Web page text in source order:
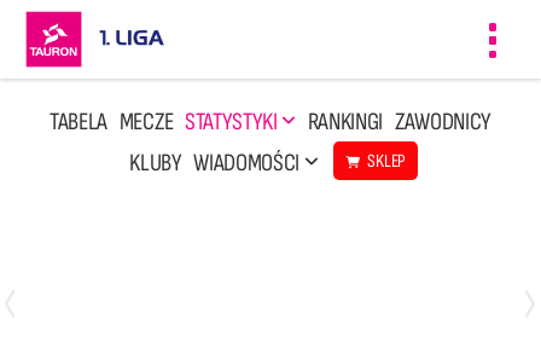
TABELA MECZE STATYSTYKI RANKINGI ZAWODNICY
KLUBY WIADOMOŚCI SKLEP